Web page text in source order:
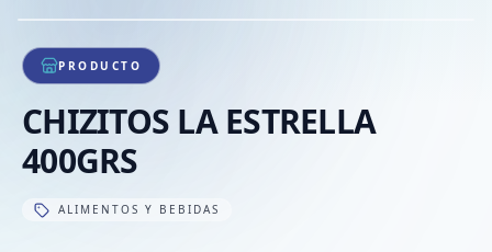
1/1
PRODUCTO
CHIZITOS LA ESTRELLA
400GRS
ALIMENTOS Y BEBIDAS